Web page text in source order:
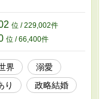
フの妻になることを決
位 / 229,002件
位 / 66,400件
界
溺愛
り
政略結婚